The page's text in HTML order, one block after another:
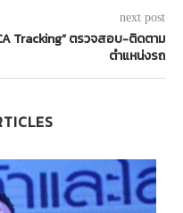
next post
Tracking” ตรวจสอบ-ติดตาม
ตำแหน่งรถ